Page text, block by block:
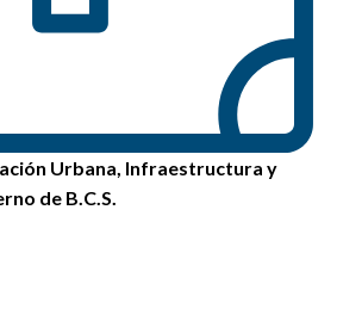
Urbana, Infraestructura y
de B.C.S.